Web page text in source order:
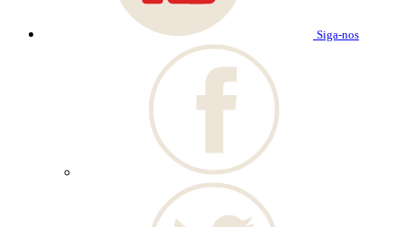
Siga-nos